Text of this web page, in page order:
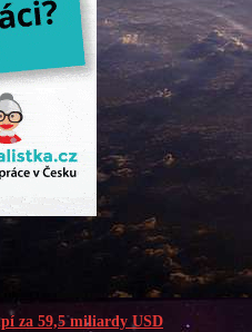
za 59,5 miliardy USD